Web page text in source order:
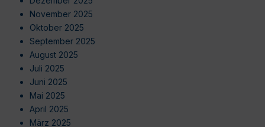
November 2025
Oktober 2025
September 2025
August 2025
Juli 2025
Juni 2025
Mai 2025
April 2025
März 2025